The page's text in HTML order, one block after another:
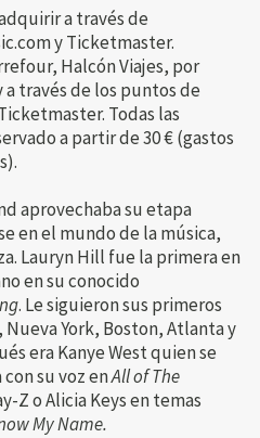
a través de
y Ticketmaster.
Halcón Viajes, por
a través de los puntos de
Todas las
a partir de 30 € (gastos
aprovechaba su etapa
en el mundo de la música,
Lauryn Hill fue la primera en
en su conocido
. Le siguieron sus primeros
York, Boston, Atlanta y
era Kanye West quien se
su voz enAll of The
Z o Alicia Keys en temas
My Name.